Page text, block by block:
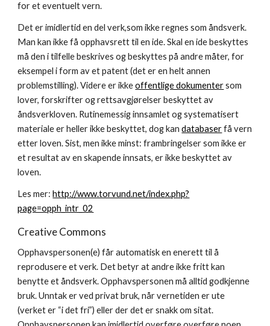
for et eventuelt vern.
Det er imidlertid en del verk,som ikke regnes som åndsverk.
Man kan ikke få opphavsrett til en ide. Skal en ide beskyttes
må den i tilfelle beskrives og beskyttes på andre måter, for
eksempel i form av et patent (det er en helt annen
problemstilling). Videre er ikke offentlige dokumenter som
lover, forskrifter og rettsavgjørelser beskyttet av
åndsverkloven. Rutinemessig innsamlet og systematisert
materiale er heller ikke beskyttet, dog kan databaser få vern
etter loven. Sist, men ikke minst: frambringelser som ikke er
et resultat av en skapende innsats, er ikke beskyttet av
loven.
Les mer: http://www.torvund.net/index.php?
page=opph_intr_02
Creative Commons
Opphavspersonen(e) får automatisk en enerett til å
reprodusere et verk. Det betyr at andre ikke fritt kan
benytte et åndsverk. Opphavspersonen må alltid godkjenne
bruk. Unntak er ved privat bruk, når vernetiden er ute
(verket er “i det fri”) eller der det er snakk om sitat.